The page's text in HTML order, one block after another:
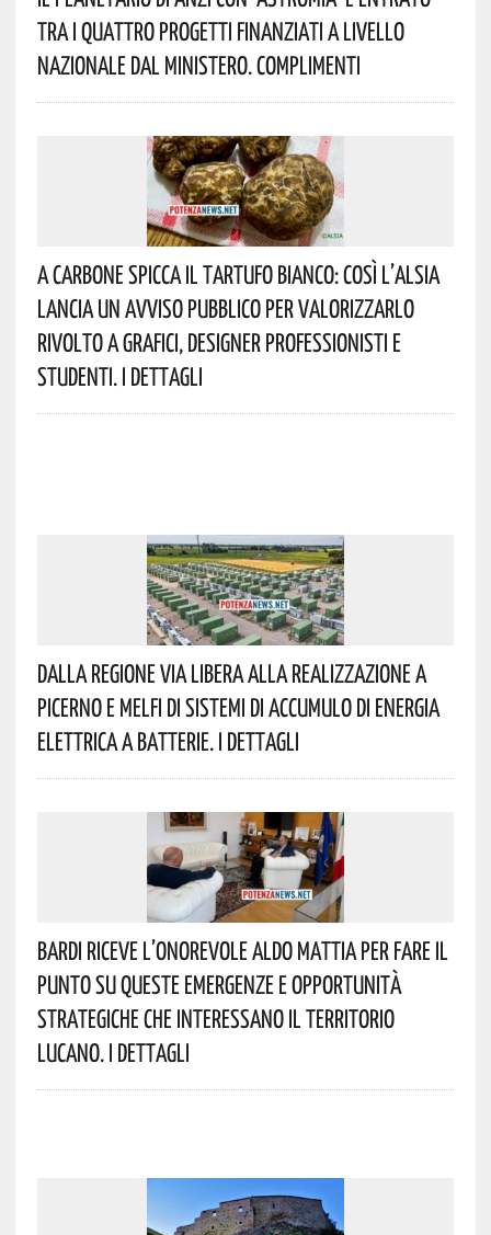
Tra I Quattro Progetti Finanziati A Livello
Nazionale Dal Ministero. Complimenti
A Carbone Spicca Il Tartufo Bianco: Così L’Alsia
Lancia Un Avviso Pubblico Per Valorizzarlo
Rivolto A Grafici, Designer Professionisti E
Studenti. I Dettagli
Dalla Regione Via Libera Alla Realizzazione A
Picerno E Melfi Di Sistemi Di Accumulo Di Energia
Elettrica A Batterie. I Dettagli
Bardi Riceve L’onorevole Aldo Mattia Per Fare Il
Punto Su Queste Emergenze E Opportunità
Strategiche Che Interessano Il Territorio
Lucano. I Dettagli